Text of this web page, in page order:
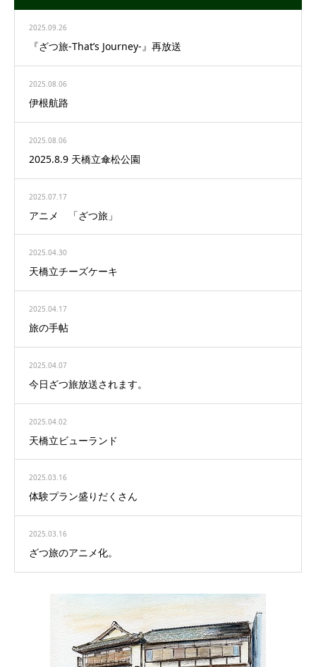
2025.09.26
『ざつ旅-That’s Journey-』再放送
2025.08.06
伊根航路
2025.08.06
2025.8.9 天橋立傘松公園
2025.07.17
アニメ 「ざつ旅」
2025.04.30
天橋立チーズケーキ
2025.04.17
旅の手帖
2025.04.07
今日ざつ旅放送されます。
2025.04.02
天橋立ビューランド
2025.03.16
体験プラン盛りだくさん
2025.03.16
ざつ旅のアニメ化。